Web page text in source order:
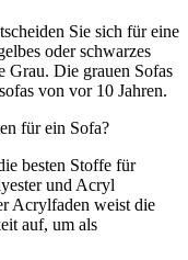
Sie sich für eine
oder schwarzes
Grau. Die grauen Sofas
von vor 10 Jahren.
für ein Sofa?
besten Stoffe für
und Acryl
Acrylfaden weist die
auf, um als